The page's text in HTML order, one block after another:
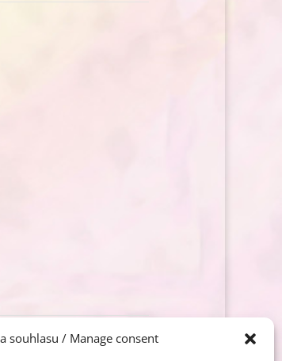
souhlasu / Manage consent
ROBESON CHOIR